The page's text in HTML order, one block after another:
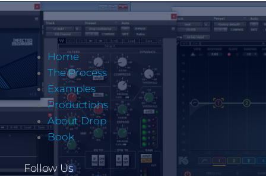
Home
The Process
Examples
Productions
About Drop
Book
Follow Us